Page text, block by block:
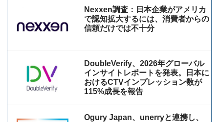
Nexxen調査：日本企業がアメリカ
で認知拡大するには、消費者からの
信頼だけでは不十分
DoubleVerify、2026年グローバル
インサイトレポートを発表。日本に
おけるCTVインプレッション数が
115%成⻑を報告
Ogury Japan、unerryと連携し、